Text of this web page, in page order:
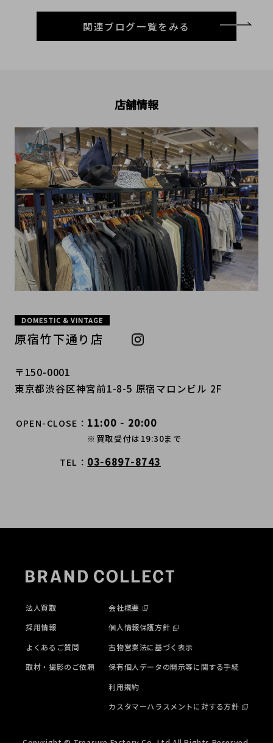
関連ブログ一覧をみる
店舗情報
DOMESTIC & VINTAGE
原宿竹下通り店
〒150-0001
東京都渋谷区神宮前1-8-5 原宿マロンビル 2F
OPEN-CLOSE 11:00 - 20:00
※買取受付は19:30まで
TEL 03-6897-8743
法人買取
採用情報
よくあるご質問
取材・撮影のご依頼
会社概要
個人情報保護方針
古物営業法に基づく表示
保有個人データの開示等に関する手続
利用規約
カスタマーハラスメントに対する方針